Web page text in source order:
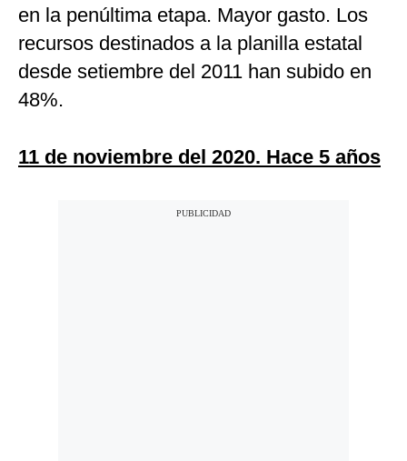
en la penúltima etapa. Mayor gasto. Los
recursos destinados a la planilla estatal
desde setiembre del 2011 han subido en
48%.
11 de noviembre del 2020. Hace 5 años